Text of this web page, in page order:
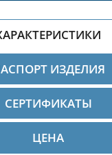
ИЗДЕЛИЯ
СЕРТИФИКАТЫ
ЦЕНА